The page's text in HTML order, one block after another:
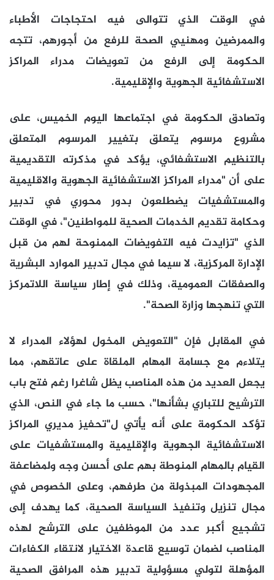
في الوقت الذي تتوالى فيه احتجاجات الأطباء
والممرضين ومهنيي الصحة للرفع من أجورهم، تتجه
الحكومة إلى الرفع من تعويضات مدراء المراكز
الاستشفائية الجهوية والإقليمية.
وتصادق الحكومة في اجتماعها اليوم الخميس، على
مشروع مرسوم يتعلق بتغيير المرسوم المتعلق
بالتنظيم الاستشفائي، يؤكد في مذكرته التقديمية
على أن "مدراء المراكز الاستشفائية الجهوية والاقليمية
والمستشفيات يضطلعون بدور محوري في تدبير
وحكامة تقديم الخدمات الصحية للمواطنين"، في الوقت
الذي "تزايدت فيه التفويضات الممنوحة لهم من قبل
الإدارة المركزية، لا سيما في مجال تدبير الموارد البشرية
والصفقات العمومية، وذلك في إطار سياسة اللاتمركز
التي تنهجها وزارة الصحة".
في المقابل فإن "التعويض المخول لهؤلاء المدراء لا
يتلاءم مع جسامة المهام الملقاة على عاتقهم، مما
يجعل العديد من هذه المناصب يظل شاغرا رغم فتح باب
الترشيح للتباري بشأنها"، حسب ما جاء في النص، الذي
تؤكد الحكومة على أنه يأتي ل"تحفيز مديري المراكز
الاستشفائية الجهوية والإقليمية والمستشفيات على
القيام بالمهام المنوطة بهم على أحسن وجه ولمضاعفة
المجهودات المبذولة من طرفهم، وعلى الخصوص في
مجال تنزيل وتنفيذ السياسة الصحية، كما يهدف إلى
تشجيع أكبر عدد من الموظفين على الترشح لهذه
المناصب لضمان توسيع قاعدة الاختيار لانتقاء الكفاءات
المؤهلة لتولي مسؤولية تدبير هذه المرافق الصحية